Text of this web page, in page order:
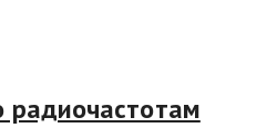
радиочастотам